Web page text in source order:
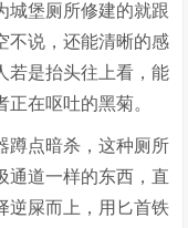
城堡厕所修建的就跟
不说，还能清晰的感
若是抬头往上看，能
在呕吐的黑菊。
蹲点暗杀，这种厕所
通道一样的东西，直
逆屎而上，用匕首铁